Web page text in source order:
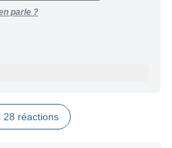
parle ?
28 réactions